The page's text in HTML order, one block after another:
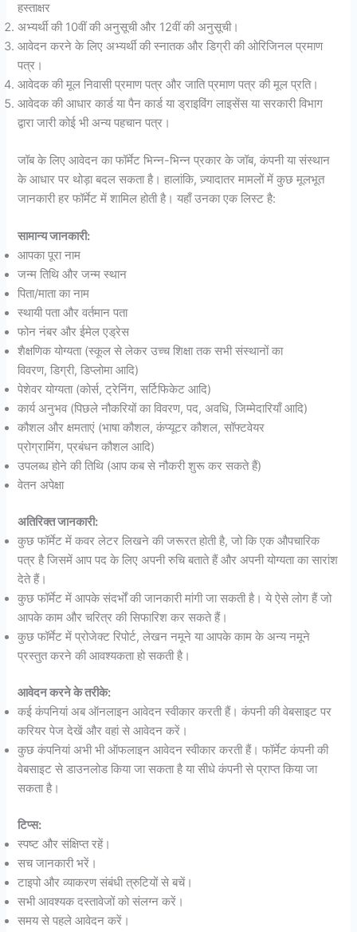
हस्ताक्षर
अभ्यर्थी की 10वीं की अनुसूची और 12वीं की अनुसूची।
आवेदन करने के लिए अभ्यर्थी की स्नातक और डिग्री की ओरिजिनल प्रमाण
पत्र।
आवेदक की मूल निवासी प्रमाण पत्र और जाति प्रमाण पत्र की मूल प्रति।
आवेदक की आधार कार्ड या पैन कार्ड या ड्राइविंग लाइसेंस या सरकारी विभाग
द्वारा जारी कोई भी अन्य पहचान पत्र।
जॉब के लिए आवेदन का फॉर्मेट भिन्न-भिन्न प्रकार के जॉब, कंपनी या संस्थान
के आधार पर थोड़ा बदल सकता है। हालांकि, ज़्यादातर मामलों में कुछ मूलभूत
जानकारी हर फॉर्मेट में शामिल होती है। यहाँ उनका एक लिस्ट है:
सामान्य जानकारी:
आपका पूरा नाम
जन्म तिथि और जन्म स्थान
पिता/माता का नाम
स्थायी पता और वर्तमान पता
फोन नंबर और ईमेल एड्रेस
शैक्षणिक योग्यता (स्कूल से लेकर उच्च शिक्षा तक सभी संस्थानों का
विवरण, डिग्री, डिप्लोमा आदि)
पेशेवर योग्यता (कोर्स, ट्रेनिंग, सर्टिफिकेट आदि)
कार्य अनुभव (पिछले नौकरियों का विवरण, पद, अवधि, जिम्मेदारियाँ आदि)
कौशल और क्षमताएं (भाषा कौशल, कंप्यूटर कौशल, सॉफ्टवेयर
प्रोग्रामिंग, प्रबंधन कौशल आदि)
उपलब्ध होने की तिथि (आप कब से नौकरी शुरू कर सकते हैं)
वेतन अपेक्षा
अतिरिक्त जानकारी:
कुछ फॉर्मेट में कवर लेटर लिखने की जरूरत होती है, जो कि एक औपचारिक
पत्र है जिसमें आप पद के लिए अपनी रुचि बताते हैं और अपनी योग्यता का सारांश
देते हैं।
कुछ फॉर्मेट में आपके संदर्भों की जानकारी मांगी जा सकती है। ये ऐसे लोग हैं जो
आपके काम और चरित्र की सिफारिश कर सकते हैं।
कुछ फॉर्मेट में प्रोजेक्ट रिपोर्ट, लेखन नमूने या आपके काम के अन्य नमूने
प्रस्तुत करने की आवश्यकता हो सकती है।
आवेदन करने के तरीके:
कई कंपनियां अब ऑनलाइन आवेदन स्वीकार करती हैं। कंपनी की वेबसाइट पर
करियर पेज देखें और वहां से आवेदन करें।
कुछ कंपनियां अभी भी ऑफलाइन आवेदन स्वीकार करती हैं। फॉर्मेट कंपनी की
वेबसाइट से डाउनलोड किया जा सकता है या सीधे कंपनी से प्राप्त किया जा
सकता है।
टिप्स:
स्पष्ट और संक्षिप्त रहें।
सच जानकारी भरें।
टाइपो और व्याकरण संबंधी त्रुटियों से बचें।
सभी आवश्यक दस्तावेजों को संलग्न करें।
समय से पहले आवेदन करें।